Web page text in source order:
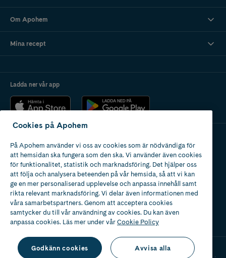
Om Apohem
Mina recept
Ladda ner vår app
Apotek med tillstånd
av Läkemedelsverket
Cookies på Apohem
På Apohem använder vi oss av cookies som är nödvändiga för
att hemsidan ska fungera som den ska. Vi använder även cookies
för funktionalitet, statistik och marknadsföring. Det hjälper oss
att följa och analysera beteenden på vår hemsida, så att vi kan
ge en mer personaliserad upplevelse och anpassa innehåll samt
rikta relevant marknadsföring. Vi delar även informationen med
våra samarbetspartners. Genom att acceptera cookies
samtycker du till vår användning av cookies. Du kan även
anpassa cookies. Läs mer under vårCookie Policy
Godkänn cookies Avvisa alla